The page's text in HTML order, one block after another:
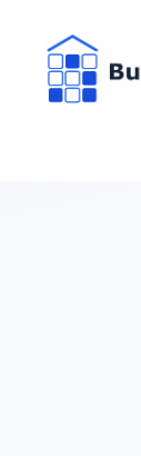
content